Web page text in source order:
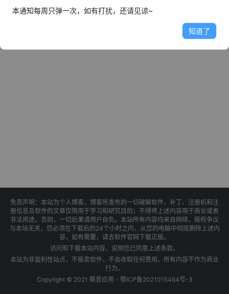
免责声明：本站为个人博客，博客所发布的一切破解软件、补丁、注册机和注
册信息及软件的文章仅限用于学习和研究目的；不得将上述内容用于商业或者
非法用途，否则，一切后果请用户自负。本站所有内容均来自网络，版权争议
与本站无关，您必须在下载后的24个小时之内，从您的电脑中彻底删除上述内
容，如有需要，请去软件官网下载正版。
访问和下载本站内容，说明您已同意上述条款。
本站为非盈利性站点，不贩卖软件，不会收取任何费用，所有内容不作为商业
行为。
Copyright © 2021 枫音应用 - 鄂ICP备2021015464号-3
本通知每周只弹一次，如有打扰，还请见谅~
知道了